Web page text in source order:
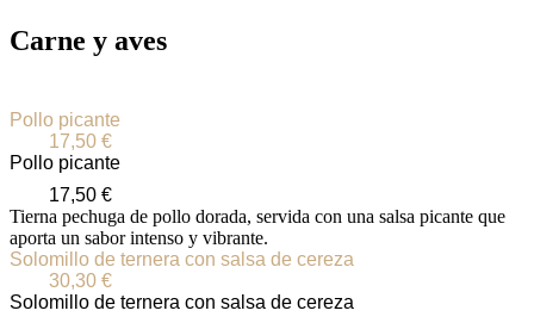
Carne y aves
Pollo piсante
17,50€
Pollo piсante
17,50€
Tierna pechuga de pollo dorada, servida con una salsa picante que
aporta un sabor intenso y vibrante.
Solomillo de ternera con salsa de cereza
30,30€
Solomillo de ternera con salsa de cereza